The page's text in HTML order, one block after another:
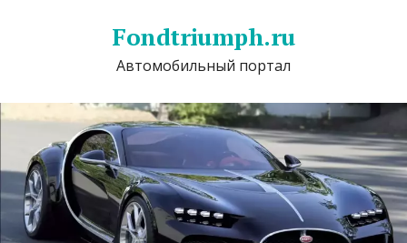
Fondtriumph.ru
Автомобильный портал